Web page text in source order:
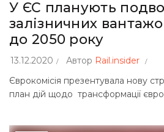
У ЄС планують
залізничних
до 2050 року
13.12.2020 Автор Rail.insider
Єврокомісія презентувала нову
план дій щодо трансформації